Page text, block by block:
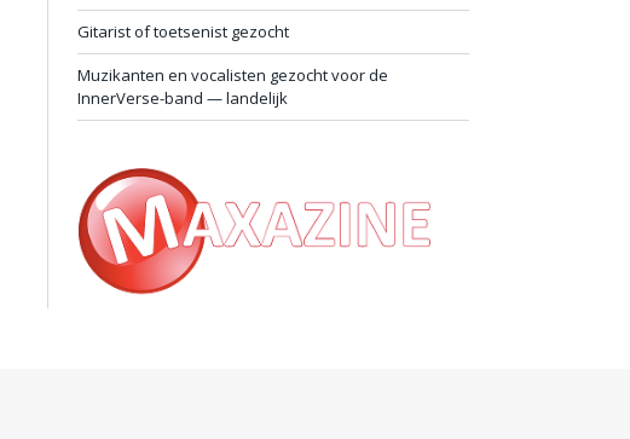
Gitarist of toetsenist gezocht
Muzikanten en vocalisten gezocht voor de
InnerVerse-band — landelijk